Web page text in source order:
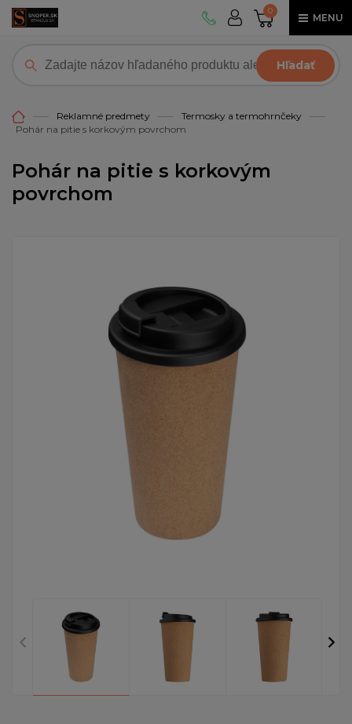
0
MENU
Hľadať
Reklamné predmety
Termosky a termohrnčeky
Pohár na pitie s korkovým povrchom
Pohár na pitie s korkovým
povrchom